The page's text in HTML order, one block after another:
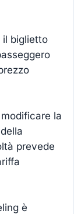
il biglietto
la
prevede
è